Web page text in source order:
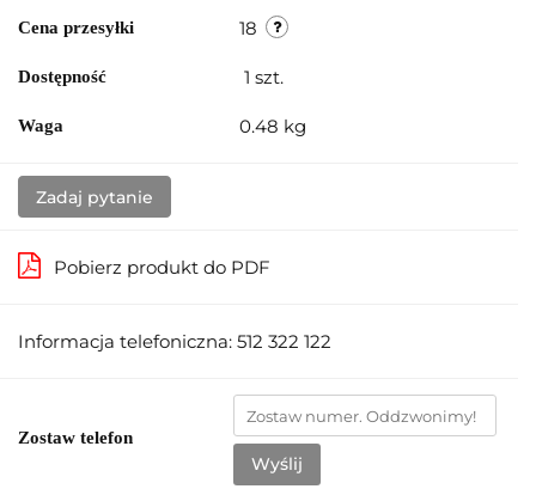
Cena przesyłki 18
Dostępność 1 szt.
Waga 0.48 kg
Zadaj pytanie
Pobierz produkt do PDF
Informacja telefoniczna: 512 322 122
Zostaw telefon
Wyślij